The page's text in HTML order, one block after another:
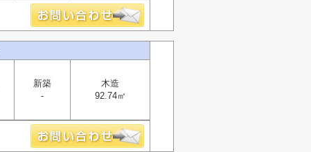
新築
-
木造
92.74㎡